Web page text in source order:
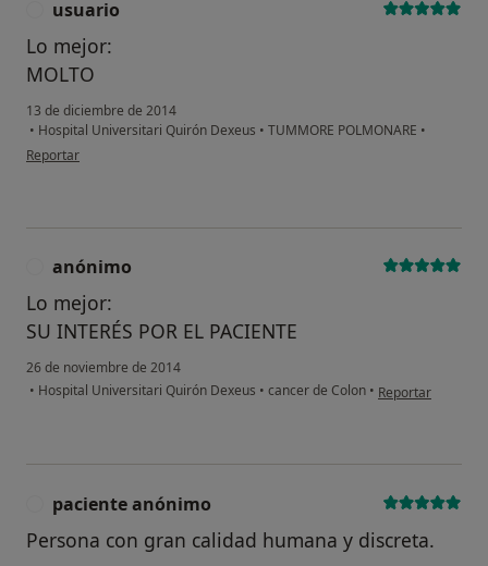
usuario
Lo mejor:
MOLTO
13 de diciembre de 2014
• Hospital Universitari Quirón Dexeus • TUMMORE POLMONARE •
en opinión del usuario usuario
Reportar
anónimo
Lo mejor:
SU INTERÉS POR EL PACIENTE
26 de noviembre de 2014
• Hospital Universitari Quirón Dexeus • cancer de Colon • en opinión del
Reportar
paciente anónimo
Persona con gran calidad humana y discreta.